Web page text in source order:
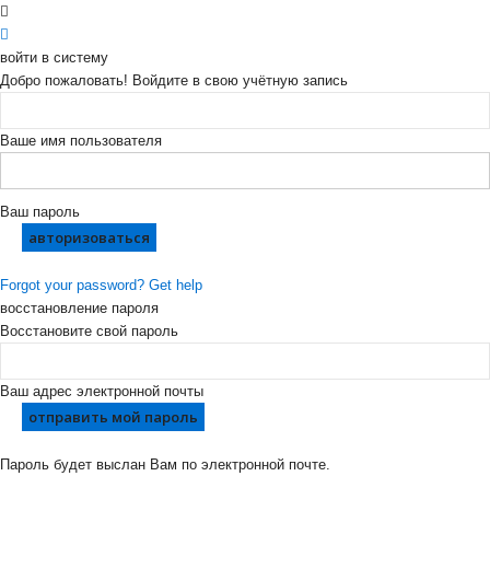
войти в систему
Добро пожаловать! Войдите в свою учётную запись
Ваше имя пользователя
Ваш пароль
Forgot your password? Get help
восстановление пароля
Восстановите свой пароль
Ваш адрес электронной почты
Пароль будет выслан Вам по электронной почте.